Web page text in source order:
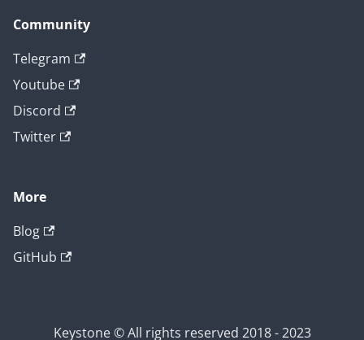
Community
Telegram
Youtube
Discord
Twitter
More
Blog
GitHub
Keystone © All rights reserved 2018 - 2023